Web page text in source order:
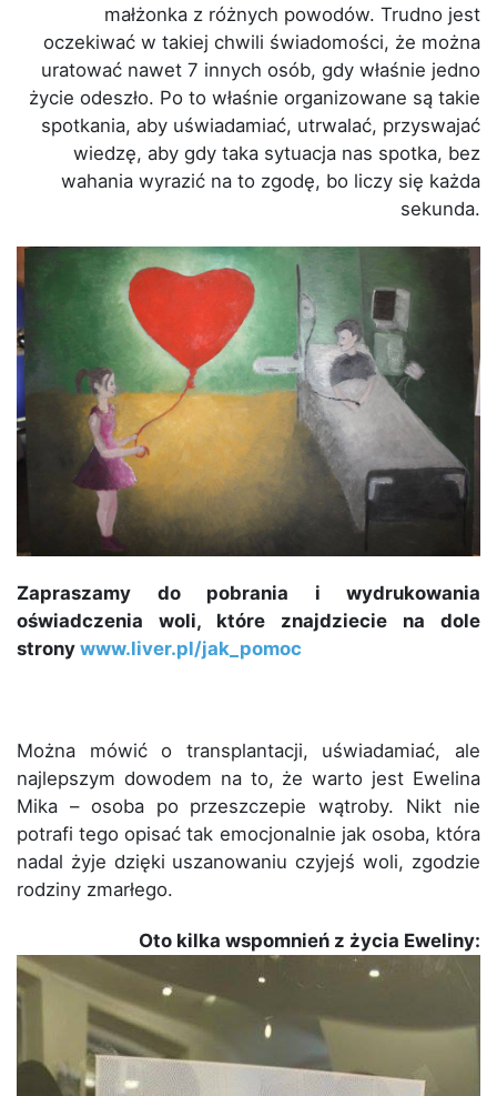
małżonka z różnych powodów. Trudno jest
oczekiwać w takiej chwili świadomości, że można
uratować nawet 7 innych osób, gdy właśnie jedno
życie odeszło. Po to właśnie organizowane są takie
spotkania, aby uświadamiać, utrwalać, przyswajać
wiedzę, aby gdy taka sytuacja nas spotka, bez
wahania wyrazić na to zgodę, bo liczy się każda
sekunda.
Zapraszamy do pobrania i wydrukowania
oświadczenia woli, które znajdziecie na dole
strony www.liver.pl/jak_pomoc
Można mówić o transplantacji, uświadamiać, ale
najlepszym dowodem na to, że warto jest Ewelina
Mika – osoba po przeszczepie wątroby. Nikt nie
potrafi tego opisać tak emocjonalnie jak osoba, która
nadal żyje dzięki uszanowaniu czyjejś woli, zgodzie
rodziny zmarłego.
Oto kilka wspomnień z życia Eweliny: